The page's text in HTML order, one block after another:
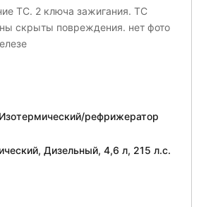
ТС. 2 ключа зажигания. ТС
скрыты повреждения. нет фото
рефрижератор
Дизельный, 4,6 л, 215 л.с.